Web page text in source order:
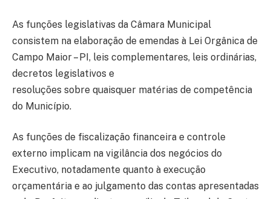
As funções legislativas da Câmara Municipal
consistem na elaboração de emendas à Lei Orgânica de
Campo Maior – PI, leis complementares, leis ordinárias,
decretos legislativos e
resoluções sobre quaisquer matérias de competência
do Município.
As funções de fiscalização financeira e controle
externo implicam na vigilância dos negócios do
Executivo, notadamente quanto à execução
orçamentária e ao julgamento das contas apresentadas